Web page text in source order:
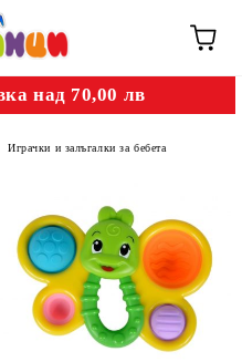
над 70,00 лв
Играчки и залъгалки за бебета